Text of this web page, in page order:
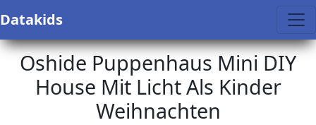
Datakids
Oshide Puppenhaus Mini DIY
House Mit Licht Als Kinder
Weihnachten